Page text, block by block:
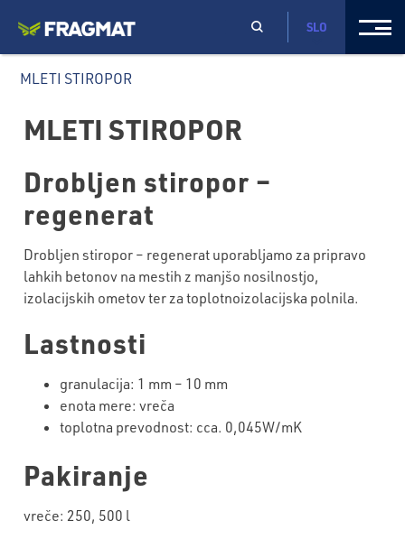
SLO
MLETI STIROPOR
MLETI STIROPOR
Drobljen stiropor –
regenerat
Drobljen stiropor – regenerat uporabljamo za pripravo
lahkih betonov na mestih z manjšo nosilnostjo,
izolacijskih ometov ter za toplotnoizolacijska polnila.
Lastnosti
granulacija: 1 mm – 10 mm
enota mere: vreča
toplotna prevodnost: cca. 0,045W/mK
Pakiranje
vreče: 250, 500 l